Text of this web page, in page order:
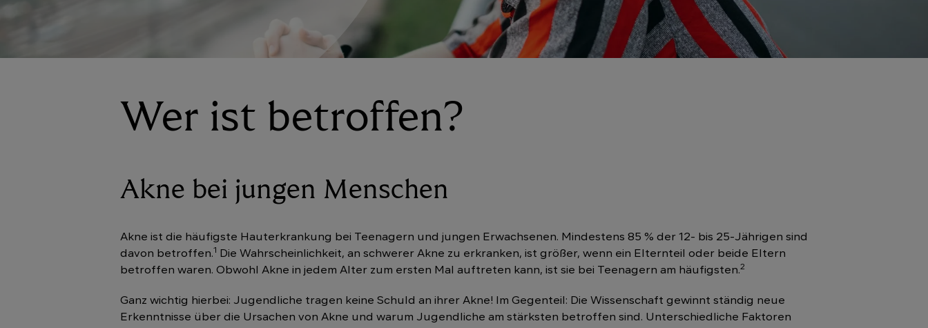
Wer ist betroffen?
Akne bei jungen Menschen
Akne ist die häufigste Hauterkrankung bei Teenagern und jungen Erwachsenen. Mindestens 85 % der 12- bis 25-Jährigen sind
davon betroffen.1
Die Wahrscheinlichkeit, an schwerer Akne zu erkranken, ist größer, wenn ein Elternteil oder beide Eltern
betroffen waren. Obwohl Akne in jedem Alter zum ersten Mal auftreten kann, ist sie bei Teenagern am häufigsten.2
Ganz wichtig hierbei: Jugendliche tragen keine Schuld an ihrer Akne! Im Gegenteil: Die Wissenschaft gewinnt ständig neue
Erkenntnisse über die Ursachen von Akne und warum Jugendliche am stärksten betroffen sind. Unterschiedliche Faktoren